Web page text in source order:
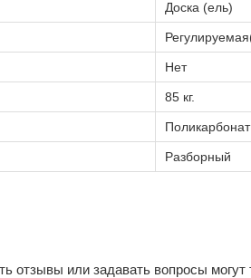
Доска (ель)
Нет
85 кг.
Разборный
отзывы или задавать вопросы